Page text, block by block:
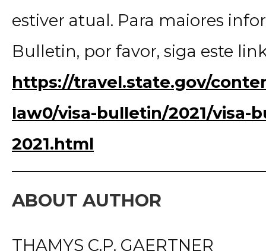
estiver atual. Para maiores
Bulletin, por favor, siga este
https://travel.state.gov/
law0/visa-bulletin/2021/visa-
2021.html
ABOUT AUTHOR
THAMYS C.P. GAERTNER